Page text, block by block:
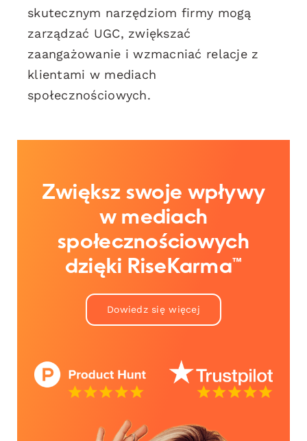
skutecznym narzędziom firmy mogą
zarządzać UGC, zwiększać
zaangażowanie i wzmacniać relacje z
klientami w mediach
społecznościowych.
Zwiększ swoje wpływy
w mediach
społecznościowych
dzięki RiseKarma™
Dowiedz się więcej